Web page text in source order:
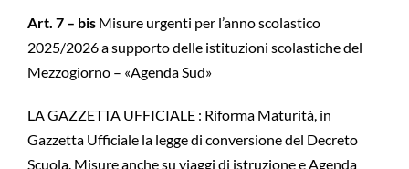
Art. 7 – bis Misure urgenti per l’anno scolastico
2025/2026 a supporto delle istituzioni scolastiche del
Mezzogiorno – «Agenda Sud»
LA GAZZETTA UFFICIALE : Riforma Maturità, in
Gazzetta Ufficiale la legge di conversione del Decreto
Scuola. Misure anche su viaggi di istruzione e Agenda